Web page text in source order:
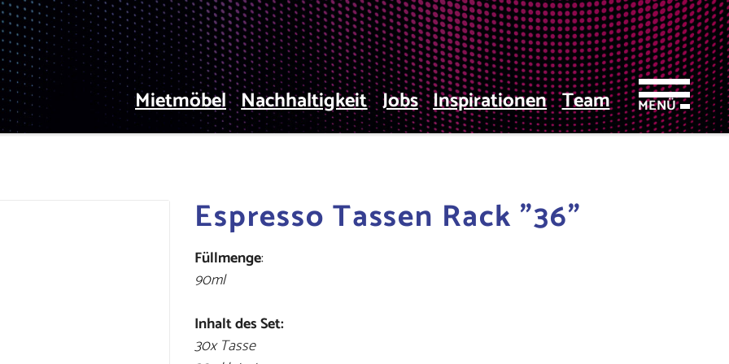
Mietmöbel Nachhaltigkeit Jobs Inspirationen Team MENÜ
Espresso Tassen Rack "36"
Füllmenge:
90ml
Inhalt des Set:
30x Tasse